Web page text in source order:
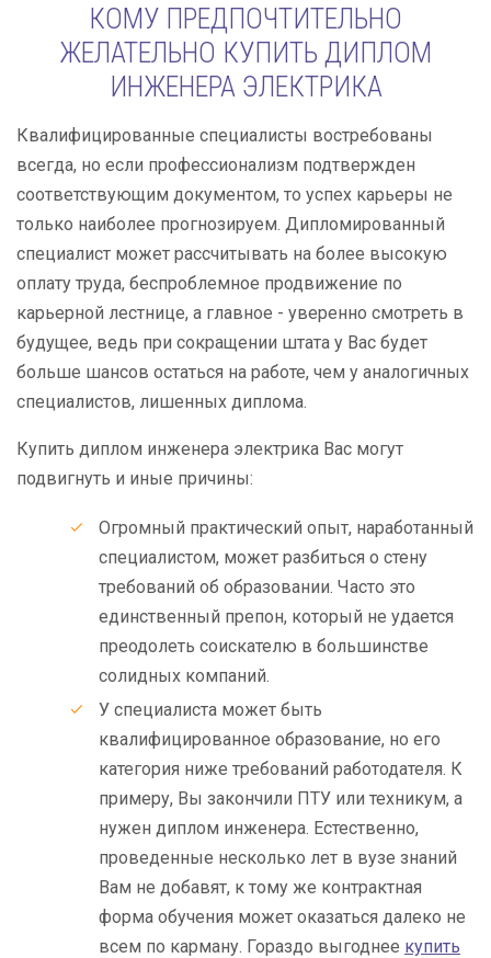
КОМУ ПРЕДПОЧТИТЕЛЬНО
ЖЕЛАТЕЛЬНО КУПИТЬ ДИПЛОМ
ИНЖЕНЕРА ЭЛЕКТРИКА
Квалифицированные специалисты востребованы
всегда, но если профессионализм подтвержден
соответствующим документом, то успех карьеры не
только наиболее прогнозируем. Дипломированный
специалист может рассчитывать на более высокую
оплату труда, беспроблемное продвижение по
карьерной лестнице, а главное - уверенно смотреть в
будущее, ведь при сокращении штата у Вас будет
больше шансов остаться на работе, чем у аналогичных
специалистов, лишенных диплома.
Купить диплом инженера электрика Вас могут
подвигнуть и иные причины:
Огромный практический опыт, наработанный
специалистом, может разбиться о стену
требований об образовании. Часто это
единственный препон, который не удается
преодолеть соискателю в большинстве
солидных компаний.
У специалиста может быть
квалифицированное образование, но его
категория ниже требований работодателя. К
примеру, Вы закончили ПТУ или техникум, а
нужен диплом инженера. Естественно,
проведенные несколько лет в вузе знаний
Вам не добавят, к тому же контрактная
форма обучения может оказаться далеко не
всем по карману. Гораздо выгоднее купить